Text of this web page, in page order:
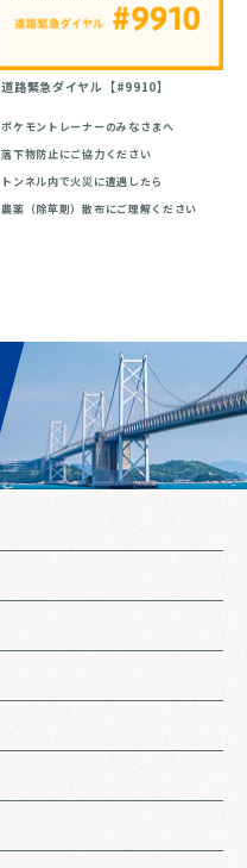
道路緊急ダイヤル【#9910】
ポケモントレーナーのみなさまへ
落下物防止にご協力ください
トンネル内で火災に遭遇したら
農薬（除草剤）散布にご理解ください